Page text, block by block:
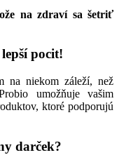
na zdraví sa šetriť
pocit!
na niekom záleží, než
umožňuje vašim
ktoré podporujú
darček?